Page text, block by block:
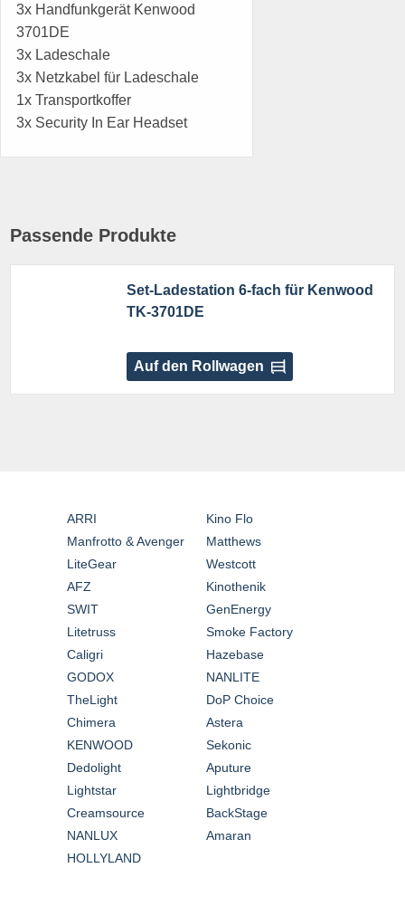
3x Handfunkgerät Kenwood
3701DE
3x Ladeschale
3x Netzkabel für Ladeschale
1x Transportkoffer
3x Security In Ear Headset
Passende Produkte
Set-Ladestation 6-fach für Kenwood
TK-3701DE
Auf den Rollwagen
ARRI
Manfrotto & Avenger
LiteGear
AFZ
SWIT
Litetruss
Caligri
GODOX
Kino Flo
Matthews
Westcott
Kinothenik
GenEnergy
Smoke Factory
Hazebase
NANLITE
TheLight
Chimera
KENWOOD
Dedolight
Lightstar
Creamsource
NANLUX
HOLLYLAND
DoP Choice
Astera
Sekonic
Aputure
Lightbridge
BackStage
Amaran